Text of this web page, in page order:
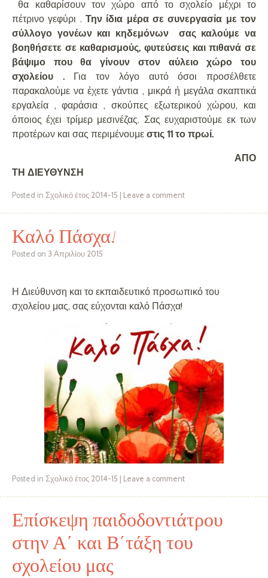
θα καθαρίσουν τον χώρο από το σχολείο μέχρι το
πέτρινο γεφύρι . Την ίδια μέρα σε συνεργασία με τον
σύλλογο γονέων και κηδεμόνων σας καλούμε να
βοηθήσετε σε καθαρισμούς, φυτεύσεις και πιθανά σε
βάψιμο που θα γίνουν στον αύλειο χώρο του
σχολείου .Για τον λόγο αυτό όσοι προσέλθετε
παρακαλούμε να έχετε γάντια , μικρά ή μεγάλα σκαπτικά
εργαλεία , φαράσια , σκούπες εξωτερικού χώρου, και
όποιος έχει τρίμερ μεσινέζας. Σας ευχαριστούμε εκ των
προτέρων και σας περιμένουμε στις 11 το πρωί.
ΑΠΟ
ΤΗ ΔΙΕΥΘΥΝΣΗ
Posted in Σχολικό έτος 2014-15 Leave a comment
Καλό Πάσχα!
Posted on 3 Απριλίου 2015
Η Διεύθυνση και το εκπαιδευτικό προσωπικό του
σχολείου μας, σας εύχονται καλό Πάσχα!
Posted in Σχολικό έτος 2014-15 Leave a comment
Επίσκεψη παιδοδοντιάτρου
στην Α΄ και Β΄τάξη του
σχολείου μας